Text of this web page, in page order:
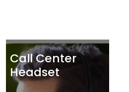
Call Center
Headset